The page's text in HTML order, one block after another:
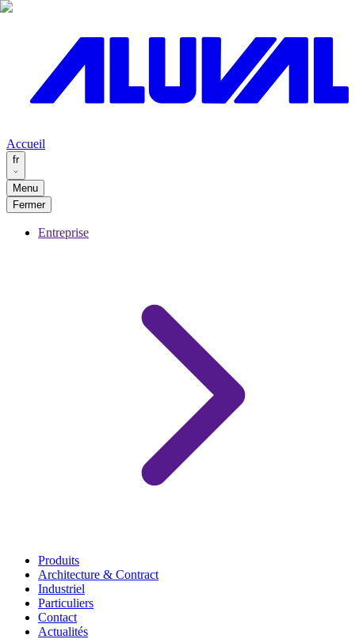
Accueil
fr
Menu
Fermer
Entreprise
Produits
Architecture & Contract
Industriel
Particuliers
Contact
Actualités